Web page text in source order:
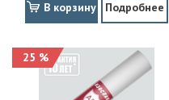
В корзину Подробнее
25 %